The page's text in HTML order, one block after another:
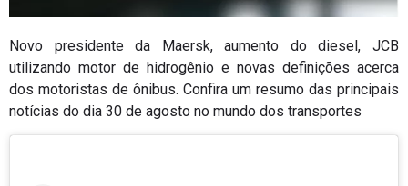
Novo presidente da Maersk, aumento do diesel, JCB
utilizando motor de hidrogênio e novas definições acerca
dos motoristas de ônibus. Confira um resumo das principais
notícias do dia 30 de agosto no mundo dos transportes